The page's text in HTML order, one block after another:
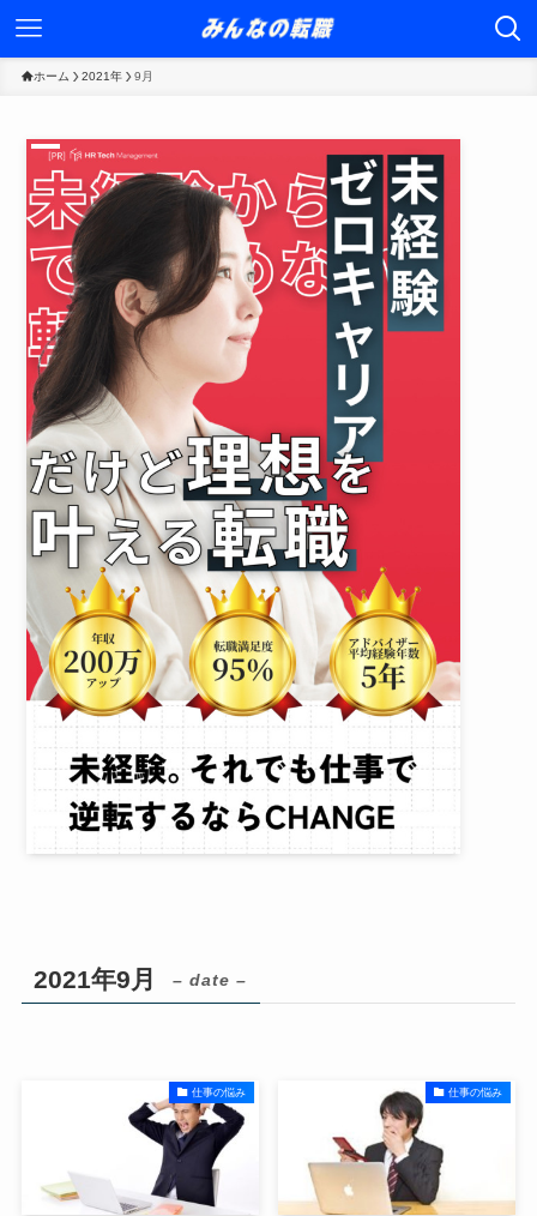
ホーム 2021年 9月
2021年9月 – date –
仕事の悩み 仕事の悩み